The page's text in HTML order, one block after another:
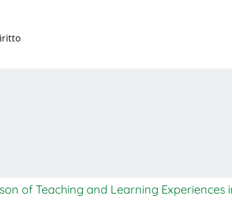
of Teaching and Learning Experiences